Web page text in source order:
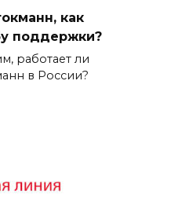
как
поддержки?
работает ли
в России?